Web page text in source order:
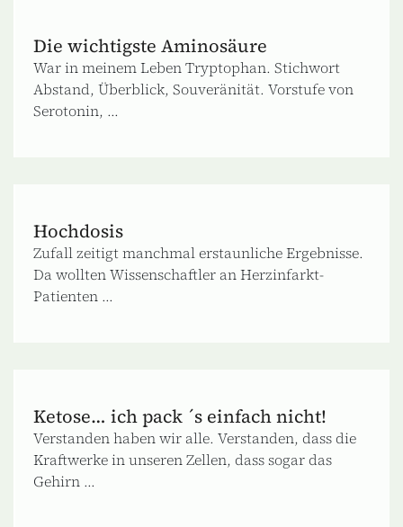
Die wichtigste Aminosäure
War in meinem Leben Tryptophan. Stichwort
Abstand, Überblick, Souveränität. Vorstufe von
Serotonin, ...
Hochdosis
Zufall zeitigt manchmal erstaunliche Ergebnisse.
Da wollten Wissenschaftler an Herzinfarkt-
Patienten ...
Ketose… ich pack ´s einfach nicht!
Verstanden haben wir alle. Verstanden, dass die
Kraftwerke in unseren Zellen, dass sogar das
Gehirn ...